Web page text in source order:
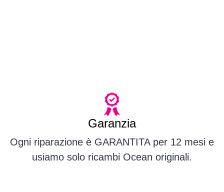
Garanzia
Ogni riparazione è GARANTITA per 12 mesi e
usiamo solo ricambi Ocean originali.